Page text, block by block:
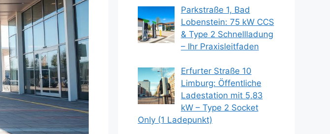
Parkstraße 1, Bad
Lobenstein: 75 kW CCS
& Type 2 Schnellladung
– Ihr Praxisleitfaden
Erfurter Straße 10
Limburg: Öffentliche
Ladestation mit 5,83
kW – Type 2 Socket
Only (1 Ladepunkt)